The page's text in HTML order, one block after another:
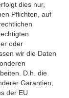
dies nur,
Pflichten, auf
oder
wir die Daten
D.h. die
Garantien,
der EU